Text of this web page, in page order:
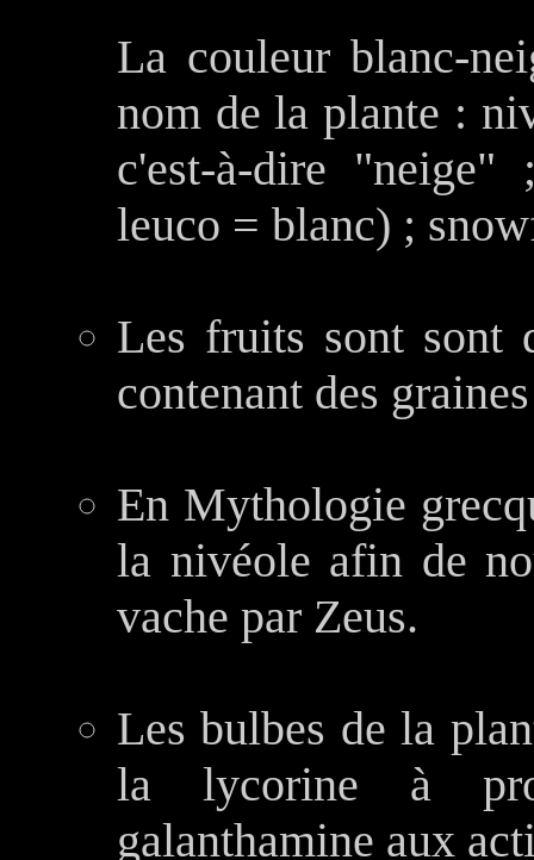
La couleur blanc-
nom de la plante :
c'est-à-dire
leuco = blanc) ;
Les fruits sont sont
contenant des
En Mythologie
la nivéole afin de
vache par Zeus.
Les bulbes de la
la lycorine à
galanthamine aux